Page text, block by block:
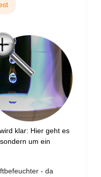
klar: Hier geht es
um ein
- da